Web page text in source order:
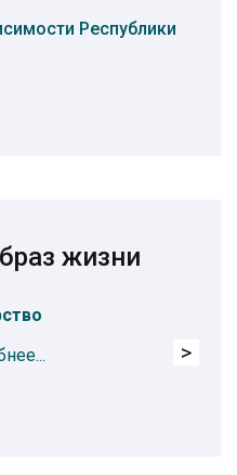
Республики
жизни
>